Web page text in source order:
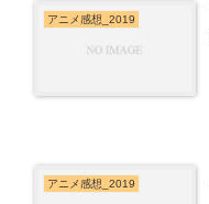
アニメ感想_2019
アニメ感想_2019